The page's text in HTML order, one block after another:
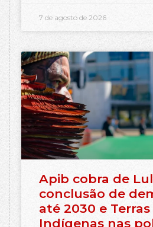
7 de agosto de 2026
Apib cobra de
conclusão de
até 2030 e Terras
Indígenas nas